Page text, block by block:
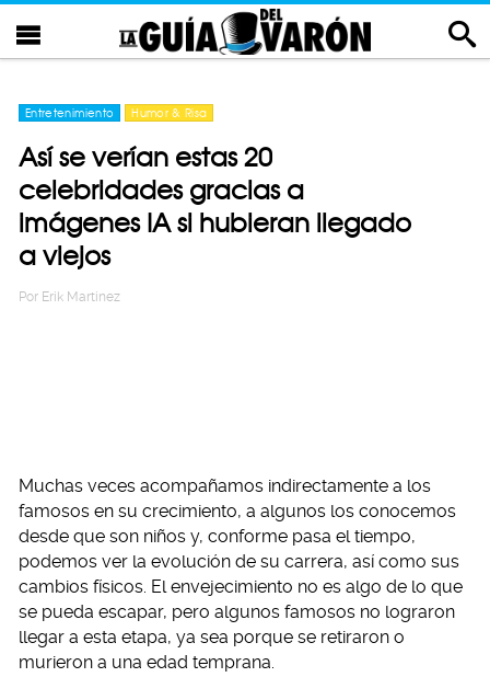
Entretenimiento Humor & Risa
Así se verían estas 20
celebridades gracias a
imágenes IA si hubieran llegado
a viejos
Por Erik Martinez
Muchas veces acompañamos indirectamente a los
famosos en su crecimiento, a algunos los conocemos
desde que son niños y, conforme pasa el tiempo,
podemos ver la evolución de su carrera, así como sus
cambios físicos. El envejecimiento no es algo de lo que
se pueda escapar, pero algunos famosos no lograron
llegar a esta etapa, ya sea porque se retiraron o
murieron a una edad temprana.